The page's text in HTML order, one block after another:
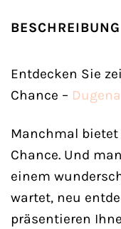
BESCHREIBUNG
Entdecken Sie
Chance – Dugena
Manchmal bietet
Chance. Und
einem
wartet, neu
präsentieren